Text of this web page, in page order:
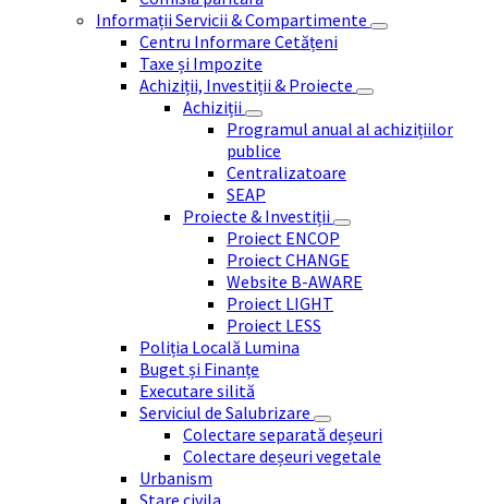
Informații Servicii & Compartimente
Centru Informare Cetățeni
Taxe și Impozite
Achiziții, Investiții & Proiecte
Achiziții
Programul anual al achizițiilor
publice
Centralizatoare
SEAP
Proiecte & Investiții
Proiect ENCOP
Proiect CHANGE
Website B-AWARE
Proiect LIGHT
Proiect LESS
Poliția Locală Lumina
Buget și Finanțe
Executare silită
Serviciul de Salubrizare
Colectare separată deșeuri
Colectare deșeuri vegetale
Urbanism
Stare civila